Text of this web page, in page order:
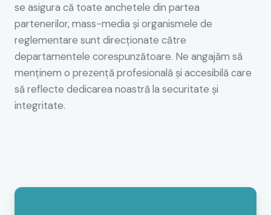
se asigura că toate anchetele din partea
partenerilor, mass-media și organismele de
reglementare sunt direcționate către
departamentele corespunzătoare. Ne angajăm să
menţinem o prezenţă profesională şi accesibilă care
să reflecte dedicarea noastră la securitate şi
integritate.